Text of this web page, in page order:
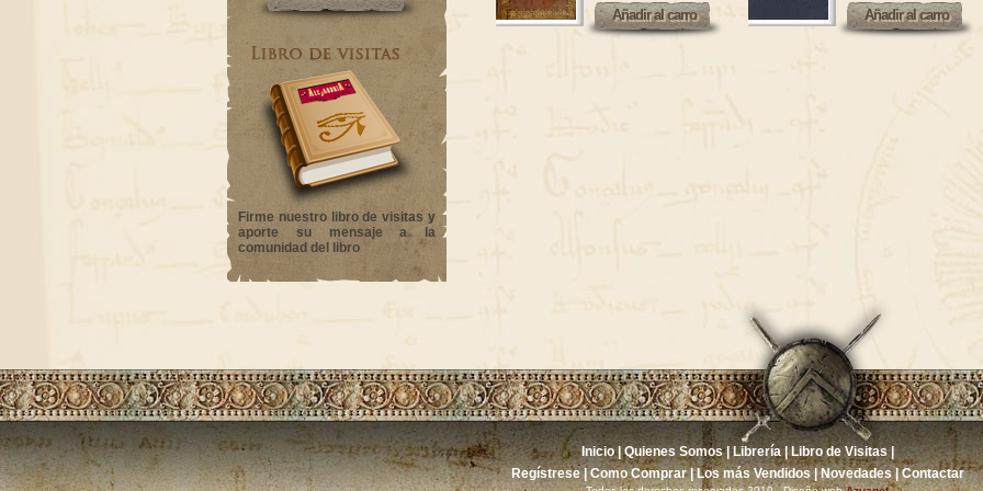
Firme nuestro libro de visitas y
aporte su mensaje a la
comunidad del libro
Añadir al carro
Añadir al carro Añadir al carro
Añadir al carro
Inicio|Quienes Somos|Librería|Libro de Visitas|
Regístrese|Como Comprar| Los más Vendidos|Novedades|Contactar